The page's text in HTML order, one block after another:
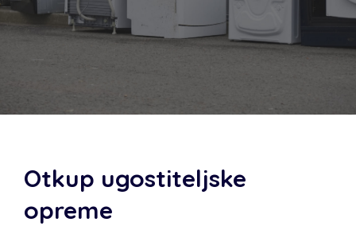
Otkup ugostiteljske
opreme